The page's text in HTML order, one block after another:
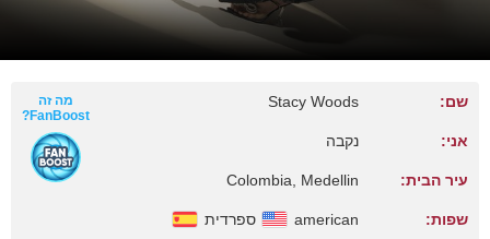
שם: Stacy Woods
אני: נקבה
עיר הבית: Colombia, Medellin
שפות: american ספרדית
מה זה
FanBoost?